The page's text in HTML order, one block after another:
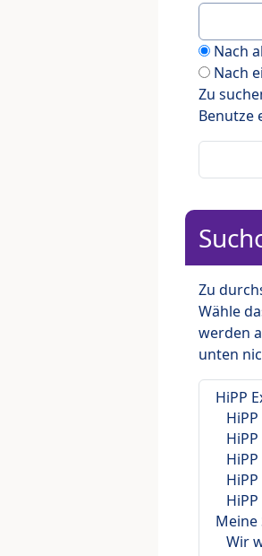
Nach
Nach
Zu
Benutze
Zu
Wähle
werden
unten